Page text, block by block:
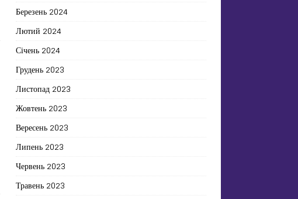
Березень 2024
Лютий 2024
Січень 2024
Грудень 2023
Листопад 2023
Жовтень 2023
Вересень 2023
Липень 2023
Червень 2023
Травень 2023